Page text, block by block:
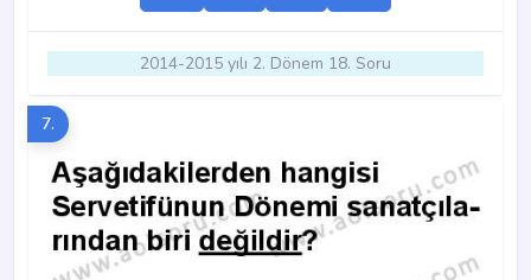
2014-2015 yılı 2. Dönem 18. Soru
7.